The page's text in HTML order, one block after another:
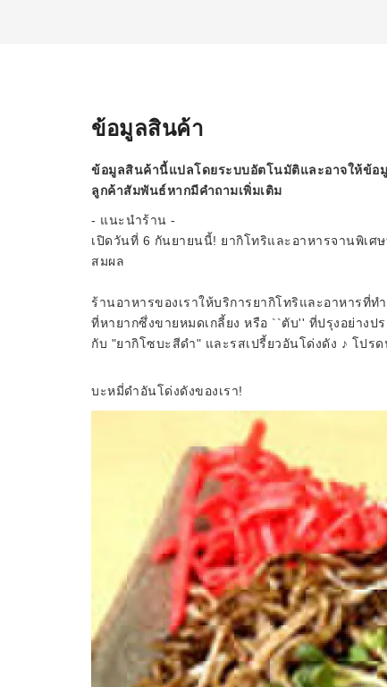
ข้อมูลสินค้า
ข้อมูลสินค้านี้แปลโดยระบบอัตโนมัติและอาจให้ข้
ลูกค้าสัมพันธ์หากมีคำถามเพิ่มเติม
- แนะนำร้าน -
เปิดวันที่ 6 กันยายนนี้! ยากิโทริและอาหารจานพิเศ
สมผล
ร้านอาหารของเราให้บริการยากิโทริและอาหารที่
ที่หายากซึ่งขายหมดเกลี้ยง หรือ ``ตับ'' ที่ปรุงอย่าง
กับ "ยากิโซบะสีดำ" และรสเปรี้ยวอันโด่งดัง ♪ โปร
บะหมี่ดำอันโด่งดังของเรา!